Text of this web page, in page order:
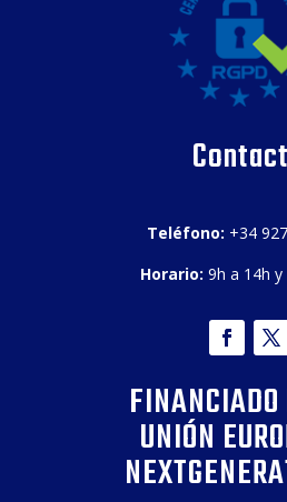
Teléfono: +34
Horario: 9h a 14h
UNIÓN